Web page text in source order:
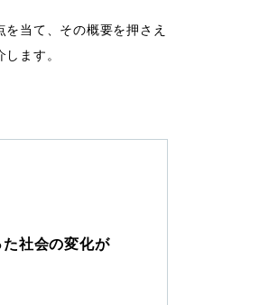
当て、その概要を押さえ
ます。
社会の変化が